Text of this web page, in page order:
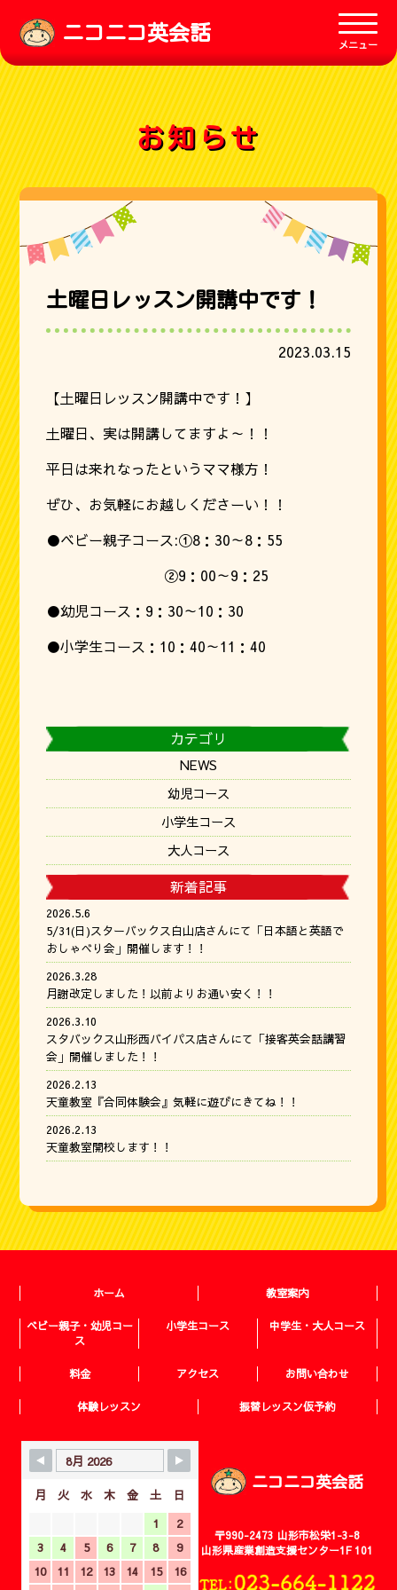
ニコニコ英会話
メニュー
お知らせ
土曜日レッスン開講中です！
2023.03.15
【土曜日レッスン開講中です！】
土曜日、実は開講してますよ～！！
平日は来れなったというママ様方！
ぜひ、お気軽にお越しくださーい！！
●ベビー親子コース:①8：30～8：55
②9：00～9：25
●幼児コース：9：30～10：30
●小学生コース：10：40～11：40
カテゴリ
NEWS
幼児コース
小学生コース
大人コース
新着記事
2026.5.6
5/31(日)スターバックス白山店さんにて「日本語と英語で
おしゃべり会」開催します！！
2026.3.28
月謝改定しました！以前よりお通い安く！！
2026.3.10
スタバックス山形西バイパス店さんにて「接客英会話講習
会」開催しました！！
2026.2.13
天童教室『合同体験会』気軽に遊びにきてね！！
2026.2.13
天童教室開校します！！
ホーム 教室案内
ベビー親子・幼児コー
ス
小学生コース 中学生・大人コース
料金 アクセス お問い合わせ
体験レッスン 振替レッスン仮予約
月 火 水 木 金 土
日
1
2
3
4 5 6 7 8
9
10
11 12 13 14 15
16
ニコニコ英会話
〒990-2473 山形市松栄1-3-8
山形県産業創造支援センター1F 101